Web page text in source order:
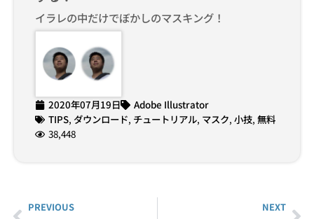
イラレの中だけでぼかしのマスキング！
2020年07月19日
Adobe Illustrator
TIPS, ダウンロード, チュートリアル, マスク, 小技, 無料
38,448
PREVIOUS NEXT